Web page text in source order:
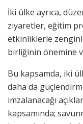
İki ülke ayrıca,
ziyaretler, eğitim
etkinliklerle
birliğinin önemine
Bu kapsamda, iki
daha da
imzalanacağı
kapsamında;